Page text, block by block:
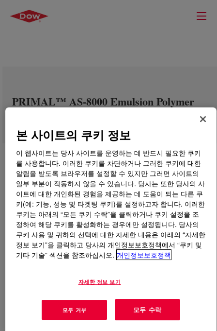
PRIMAL™ AS-8000 Emulsion Polymer
무엇입니까 PRIMAL™ AS-8000 Emulsion Polymer?
Flexible acrylic copolymer for a variety of cementitious
본 사이트의 쿠키 정보
이 웹사이트는 당사 사이트를 운영하는 데 반드시 필요한 쿠키
를 사용합니다. 이러한 쿠키를 차단하거나 그러한 쿠키에 대한
알림을 받도록 브라우저를 설정할 수 있지만 그러면 사이트의
일부 부분이 작동하지 않을 수 있습니다. 당사는 또한 당사의 사
이트에 대한 개인화된 경험을 제공하는 데 도움이 되는 다른 쿠
키(예: 기능, 성능 및 타겟팅 쿠키)를 설정하고자 합니다. 이러한
쿠키는 아래의 “모든 쿠키 수락”을 클릭하거나 쿠키 설정을 조
정하여 해당 쿠키를 활성화하는 경우에만 설정됩니다. 당사의
쿠키 사용 및 귀하의 선택에 대한 자세한 내용은 아래의 “자세한
정보 보기”을 클릭하고 당사의 개인정보보호정책에서 “쿠키 및
기타 기술” 섹션을 참조하십시오. 개인정보보호정책
자세한 정보 보기
모두 거부 모두 수락